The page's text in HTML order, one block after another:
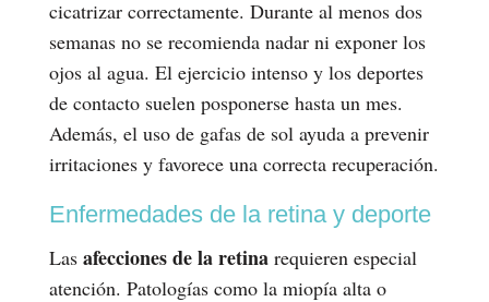
cicatrizar correctamente. Durante al menos dos
semanas no se recomienda nadar ni exponer los
ojos al agua. El ejercicio intenso y los deportes
de contacto suelen posponerse hasta un mes.
Además, el uso de gafas de sol ayuda a prevenir
irritaciones y favorece una correcta recuperación.
Enfermedades de la retina y deporte
Las afecciones de la retinarequieren especial
atención. Patologías como la miopía alta o